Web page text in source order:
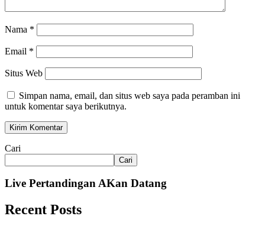
Nama *
Email *
Situs Web
Simpan nama, email, dan situs web saya pada peramban ini
untuk komentar saya berikutnya.
Cari
Cari
Live Pertandingan AKan Datang
Recent Posts